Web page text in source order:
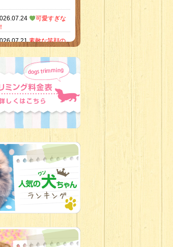
可愛すぎな
素敵な笑顔の
当店のイチオ
ミニチュア
のご紹介
加古川店：可
新入生紹介
ちびっこワン
ダラダラな猫
新入生
人懐っこすぎ
んず